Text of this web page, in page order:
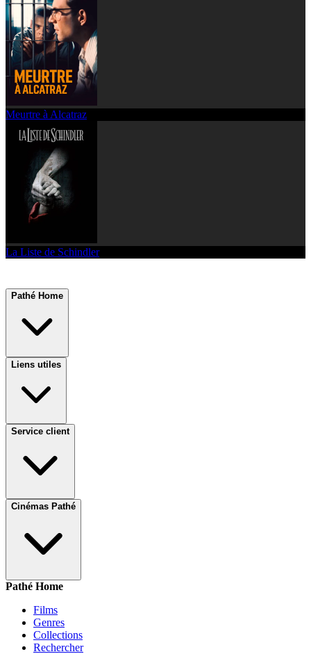
Meurtre à Alcatraz
La Liste de Schindler
Pathé Home
Liens utiles
Service client
Cinémas Pathé
Pathé Home
Films
Genres
Collections
Rechercher